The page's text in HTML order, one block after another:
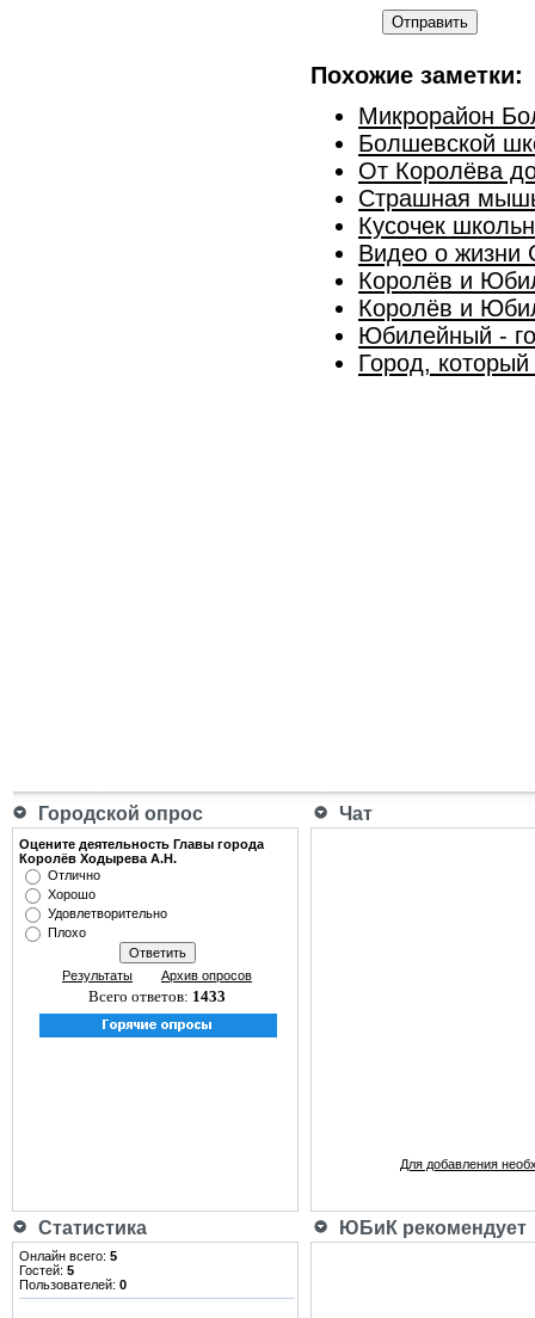
Отправить
Похожие заметки:
Микрорайон
Болшевской
От Королёва
Страшная
Кусочек
Видео о жизни
Королёв и
Королёв и
Юбилейный -
Город,
Городской опрос Чат
Оцените деятельность Главы города
Королёв Ходырева А.Н.
Отлично
Хорошо
Удовлетворительно
Плохо
Результаты Архив опросов
Всего ответов: 1433
Для добавления
Статистика ЮБиК рекомендует
Онлайн всего: 5
Гостей: 5
Пользователей: 0